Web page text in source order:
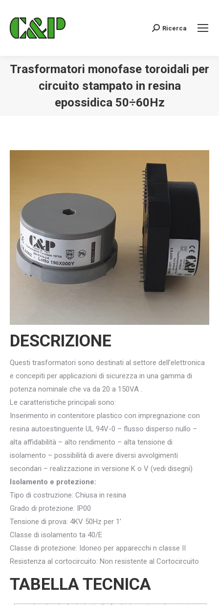
Cerca:Ricerca
Trasformatori monofase toroidali per
circuito stampato in resina
epossidica 50÷60Hz
DESCRIZIONE
Questi trasformatori sono destinati al settore dell’elettronica
e concepiti per applicazioni di sicurezza in una gamma di
potenza nominale che va da 20 a 150VA .
Le caratteristiche principali sono:
Inserimento in contenitore plastico con impregnazione con
resina autoestinguente UL 94V-0 – flusso disperso nullo –
alta affidabilità – alto rendimento – alta tensione di
isolamento – possibilità di avere diversi avvolgimenti
secondari – realizzazione in versione K o V (vedi disegni)
Isolamento e protezione:
Tipo di costruzione: Chiusa in resina
Grado di protezione: IP00
Tensione di prova: 4KV 50Hz per 1’
Classe di isolamento ta 40/E
Classe di protezione: Idoneo per apparecchi n classe II
Resistenza al cortocircuito: Non resistente al Cortocircuito
TABELLA TECNICA